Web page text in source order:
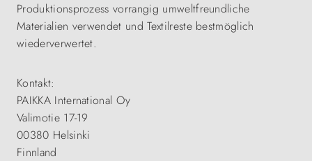
Produktionsprozess vorrangig umweltfreundliche
Materialien verwendet und Textilreste bestmöglich
wiederverwertet.
Kontakt:
PAIKKA International Oy
Valimotie 17-19
00380 Helsinki
Finnland